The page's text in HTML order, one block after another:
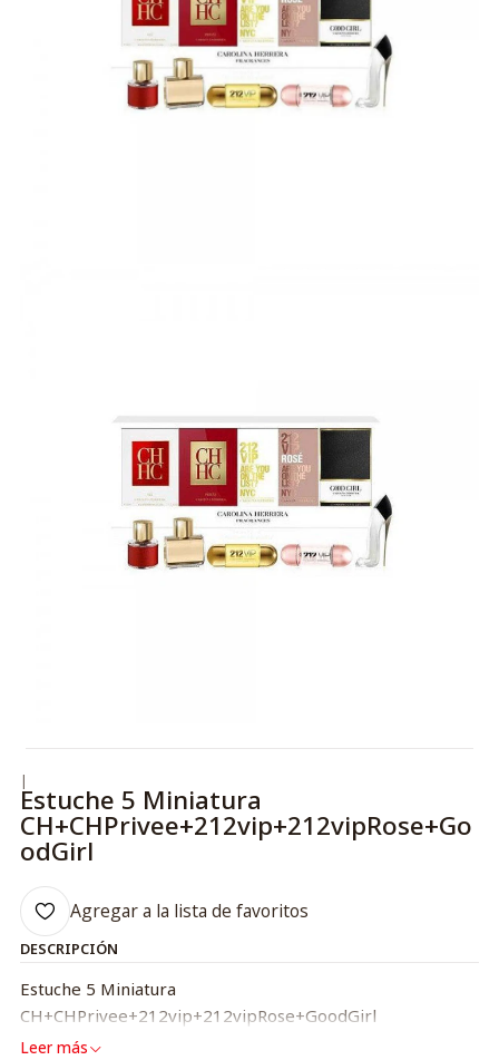
|
Estuche 5 Miniatura
CH+CHPrivee+212vip+212vipRose+Go
odGirl
Agregar a la lista de favoritos
DESCRIPCIÓN
Estuche 5 Miniatura
CH+CHPrivee+212vip+212vipRose+GoodGirl
Leer más